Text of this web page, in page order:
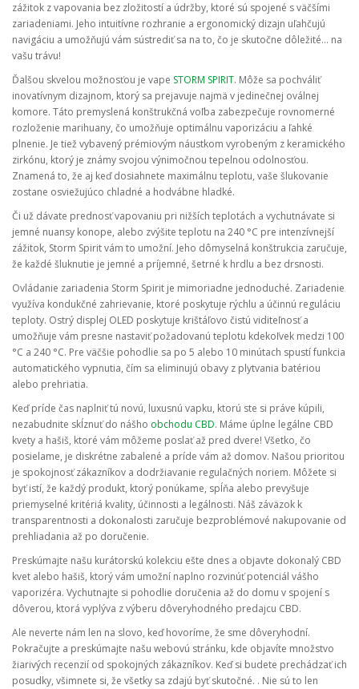
zážitok z vapovania bez zložitostí a údržby, ktoré sú spojené s väčšími
zariadeniami. Jeho intuitívne rozhranie a ergonomický dizajn uľahčujú
navigáciu a umožňujú vám sústrediť sa na to, čo je skutočne dôležité... na
vašu trávu!
Ďalšou skvelou možnosťou je vape STORM SPIRIT. Môže sa pochváliť
inovatívnym dizajnom, ktorý sa prejavuje najmä v jedinečnej oválnej
komore. Táto premyslená konštrukčná voľba zabezpečuje rovnomerné
rozloženie marihuany, čo umožňuje optimálnu vaporizáciu a ľahké
plnenie. Je tiež vybavený prémiovým náustkom vyrobeným z keramického
zirkónu, ktorý je známy svojou výnimočnou tepelnou odolnosťou.
Znamená to, že aj keď dosiahnete maximálnu teplotu, vaše šlukovanie
zostane osviežujúco chladné a hodvábne hladké.
Či už dávate prednosť vapovaniu pri nižších teplotách a vychutnávate si
jemné nuansy konope, alebo zvýšite teplotu na 240 °C pre intenzívnejší
zážitok, Storm Spirit vám to umožní. Jeho dômyselná konštrukcia zaručuje,
že každé šluknutie je jemné a príjemné, šetrné k hrdlu a bez drsnosti.
Ovládanie zariadenia Storm Spirit je mimoriadne jednoduché. Zariadenie
využíva kondukčné zahrievanie, ktoré poskytuje rýchlu a účinnú reguláciu
teploty. Ostrý displej OLED poskytuje krištáľovo čistú viditeľnosť a
umožňuje vám presne nastaviť požadovanú teplotu kdekoľvek medzi 100
°C a 240 °C. Pre väčšie pohodlie sa po 5 alebo 10 minútach spustí funkcia
automatického vypnutia, čím sa eliminujú obavy z plytvania batériou
alebo prehriatia.
Keď príde čas naplniť tú novú, luxusnú vapku, ktorú ste si práve kúpili,
nezabudnite skĺznuť do nášho obchodu CBD. Máme úplne legálne CBD
kvety a hašiš, ktoré vám môžeme poslať až pred dvere! Všetko, čo
posielame, je diskrétne zabalené a príde vám až domov. Našou prioritou
je spokojnosť zákazníkov a dodržiavanie regulačných noriem. Môžete si
byť istí, že každý produkt, ktorý ponúkame, spĺňa alebo prevyšuje
priemyselné kritériá kvality, účinnosti a legálnosti. Náš záväzok k
transparentnosti a dokonalosti zaručuje bezproblémové nakupovanie od
prehliadania až po doručenie.
Preskúmajte našu kurátorskú kolekciu ešte dnes a objavte dokonalý CBD
kvet alebo hašiš, ktorý vám umožní naplno rozvinúť potenciál vášho
vaporizéra. Vychutnajte si pohodlie doručenia až do domu v spojení s
dôverou, ktorá vyplýva z výberu dôveryhodného predajcu CBD.
Ale neverte nám len na slovo, keď hovoríme, že sme dôveryhodní.
Pokračujte a preskúmajte našu webovú stránku, kde objavíte množstvo
žiarivých recenzií od spokojných zákazníkov. Keď si budete prechádzať ich
posudky, všimnete si, že všetky sa zdajú byť skutočné. . Nie sú to len